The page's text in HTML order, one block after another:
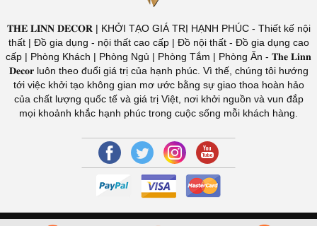
𝐓𝐇𝐄 𝐋𝐈𝐍𝐍 𝐃𝐄𝐂𝐎𝐑 | KHỞI TẠO GIÁ TRỊ HẠNH PHÚC - Thiết kế nội
thất | Đồ gia dụng - nội thất cao cấp | Đồ nội thất - Đồ gia dụng cao
cấp | Phòng Khách | Phòng Ngủ | Phòng Tắm | Phòng Ăn - 𝐓𝐡𝐞 𝐋𝐢𝐧𝐧
𝐃𝐞𝐜𝐨𝐫 luôn theo đuổi giá trị của hạnh phúc. Vì thế, chúng tôi hướng
tới việc khởi tạo không gian mơ ước bằng sự giao thoa hoàn hảo
của chất lượng quốc tế và giá trị Việt, nơi khởi nguồn và vun đắp
mọi khoảnh khắc hạnh phúc trong cuộc sống mỗi khách hàng.